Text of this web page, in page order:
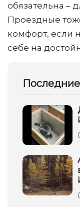
обязательна –
Проездные
комфорт, если
себе на